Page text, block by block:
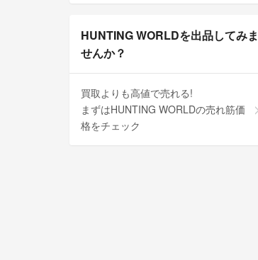
HUNTING WORLDを出品してみま
せんか？
買取よりも高値で売れる!
まずはHUNTING WORLDの売れ筋価
格をチェック